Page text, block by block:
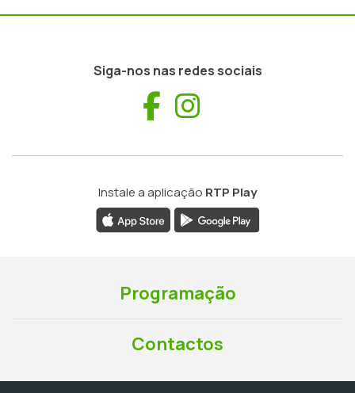
Siga-nos nas redes sociais
Facebook
Instale a aplicação RTP Play
Programação
Contactos